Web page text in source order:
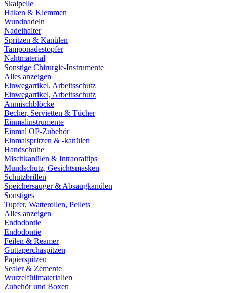
Skalpelle
Haken & Klemmen
Wundnadeln
Nadelhalter
Spritzen & Kanülen
Tamponadestopfer
Nahtmaterial
Sonstige Chirurgie-Instrumente
Alles anzeigen
Einwegartikel, Arbeitsschutz
Einwegartikel, Arbeitsschutz
Anmischblöcke
Becher, Servietten & Tücher
Einmalinstrumente
Einmal OP-Zubehör
Einmalspritzen & -kanülen
Handschuhe
Mischkanülen & Intraoraltips
Mundschutz, Gesichtsmasken
Schutzbrillen
Speichersauger & Absaugkanülen
Sonstiges
Tupfer, Watterollen, Pellets
Alles anzeigen
Endodontie
Endodontie
Feilen & Reamer
Guttaperchaspitzen
Papierspitzen
Sealer & Zemente
Wurzelfüllmaterialien
Zubehör und Boxen